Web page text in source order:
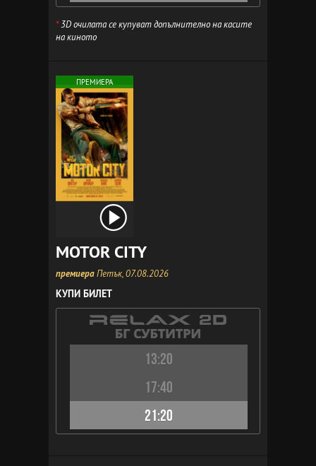
*3D очилата се купуват допълнително на касите
на киното
ПРЕМИЕРА
MOTOR CITY
премиераПетък, 07.08.2026
КУПИ БИЛЕТ
13:20
17:40
21:20